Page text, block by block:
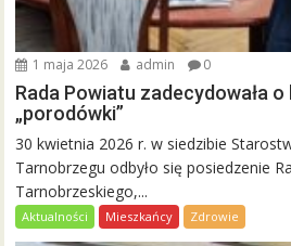
1 maja 2026 admin 0
Rada Powiatu zadecydowała
„porodówki”
30 kwietnia 2026 r. w siedzibie
Tarnobrzegu odbyło się posiedzenie
Tarnobrzeskiego,...
Aktualności Mieszkańcy Zdrowie